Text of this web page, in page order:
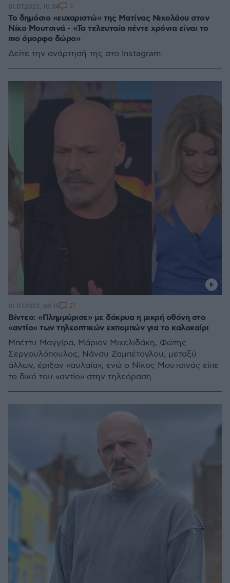
Το δημόσιο «ευχαριστώ» της Ματίνας Νικολάου στον
Νίκο Μουτσινά - «Τα τελευταία πέντε χρόνια είναι το
πιο όμορφο δώρο»
Δείτε την ανάρτησή της στο Instagram
01.07.2023, 10:04 3
Βίντεο: «Πλημμύρισε» με δάκρυα η μικρή οθόνη στο
«αντίο» των τηλεοπτικών εκπομπών για το καλοκαίρι
Μπέττυ Μαγγίρα, Μάριον Μιχελιδάκη, Φώτης
Σεργουλόπουλος, Νάνσυ Ζαμπέτογλου, μεταξύ
άλλων, έριξαν «αυλαία», ενώ ο Νίκος Μουτσινάς είπε
το δικό του «αντίο» στην τηλεόραση
01.07.2023, 08:15 21